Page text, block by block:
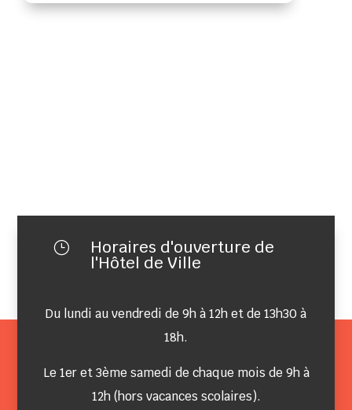
} Horaires d'ouverture de
l'Hôtel de Ville
Du lundi au vendredi de 9h à 12h et de 13h30 à
18h.
Le 1er et 3ème samedi de chaque mois de 9h à
12h (hors vacances scolaires).